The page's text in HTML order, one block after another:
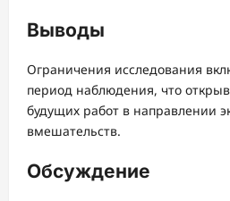
Выводы
Ограничения исследования
период наблюдения, что
будущих работ в направлении
вмешательств.
Обсуждение